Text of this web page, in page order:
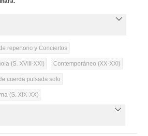
repertorio y Conciertos
(S. XVIII-XXI) Contemporáneo (XX-XXI)
cuerda pulsada solo
(S. XIX-XX)